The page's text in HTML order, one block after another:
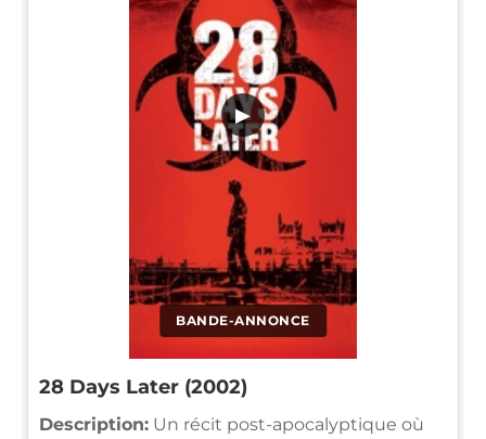
BANDE-ANNONCE
▶
28 Days Later (2002)
Description: Un récit post-apocalyptique où